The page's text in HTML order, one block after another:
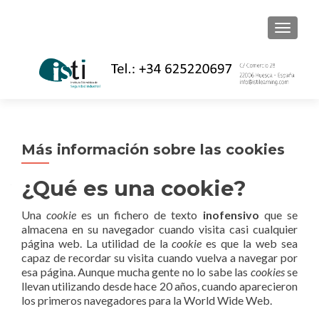
Más información sobre las cookies
¿Qué es una cookie?
Unacookie es un fichero de texto inofensivo que se
almacena en su navegador cuando visita casi cualquier
página web. La utilidad de lacookie es que la web sea
capaz de recordar su visita cuando vuelva a navegar por
esa página. Aunque mucha gente no lo sabe las cookiesse
llevan utilizando desde hace 20 años, cuando aparecieron
los primeros navegadores para la World Wide Web.